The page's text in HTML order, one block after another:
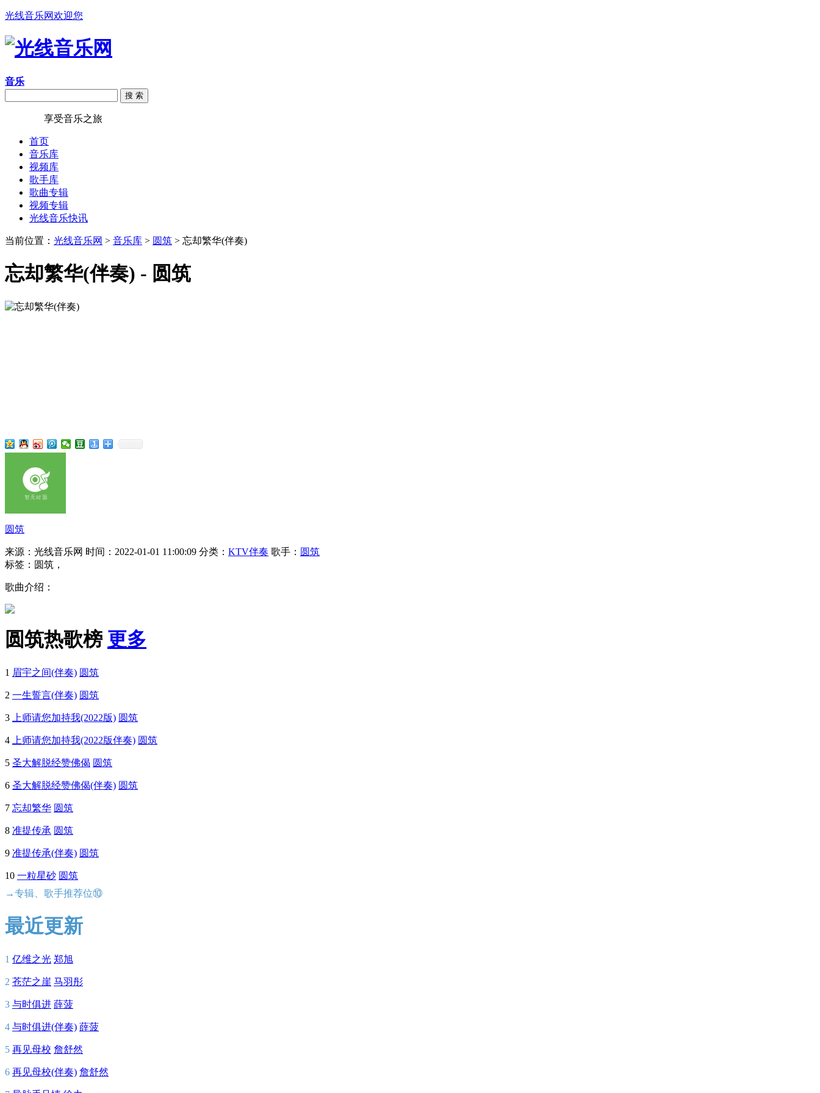
光线音乐网欢迎您
音乐
搜 索
享受音乐之旅
首页
音乐库
视频库
歌手库
歌曲专辑
视频专辑
光线音乐快讯
当前位置： 光线音乐网 > 音乐库 > 圆筑 > 忘却繁华(伴奏)
忘却繁华(伴奏) - 圆筑
圆筑
来源：光线音乐网 时间：2022-01-01 11:00:09 分类： KTV伴奏 歌手： 圆筑
标签：圆筑，
歌曲介绍：
圆筑热歌榜 更多
1 眉宇之间(伴奏) 圆筑
2 一生誓言(伴奏) 圆筑
3 上师请您加持我(2022版) 圆筑
4 上师请您加持我(2022版伴奏) 圆筑
5 圣大解脱经赞佛偈 圆筑
6 圣大解脱经赞佛偈(伴奏) 圆筑
7 忘却繁华 圆筑
8 准提传承 圆筑
9 准提传承(伴奏) 圆筑
10 一粒星砂 圆筑
→专辑、歌手推荐位⑩
最近更新
1 亿维之光 郑旭
2 苍茫之崖 马羽彤
3 与时俱进 薛菠
4 与时俱进(伴奏) 薛菠
5 再见母校 詹舒然
6 再见母校(伴奏) 詹舒然